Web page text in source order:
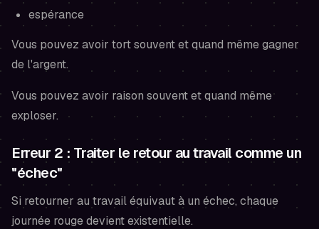
espérance
Vous pouvez avoir tort souvent et quand même gagner
de l'argent.
Vous pouvez avoir raison souvent et quand même
exploser.
Erreur 2 : Traiter le retour au travail comme un
"échec"
Si retourner au travail équivaut à un échec, chaque
journée rouge devient existentielle.